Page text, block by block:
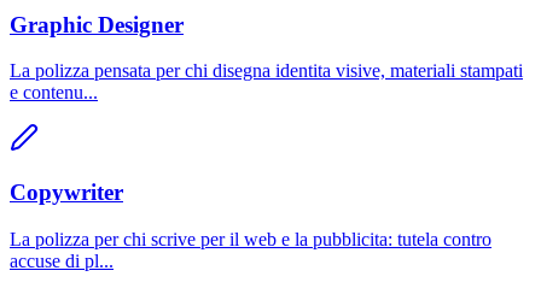
Graphic Designer
La polizza pensata per chi disegna identita visive, materiali stampati
e contenu...
Copywriter
La polizza per chi scrive per il web e la pubblicita: tutela contro
accuse di pl...